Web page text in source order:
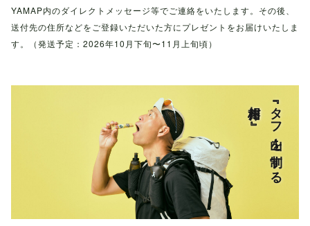
YAMAP内のダイレクトメッセージ等でご連絡をいたします。その後、
送付先の住所などをご登録いただいた方にプレゼントをお届けいたしま
す。（発送予定：2026年10月下旬〜11月上旬頃）
『タフ山を制する
相棒だ』